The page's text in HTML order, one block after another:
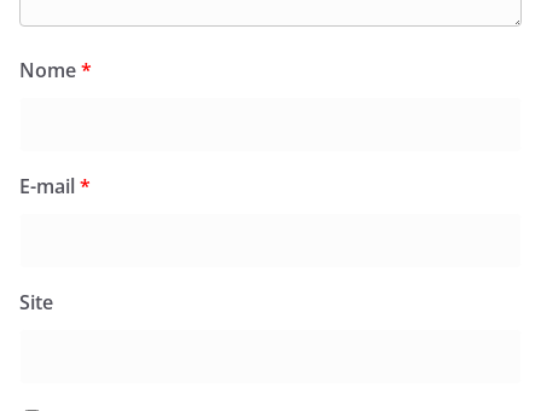
Nome*
E-mail*
Site